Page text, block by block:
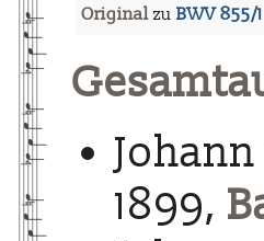
Original zu BWV 855/1
1899,